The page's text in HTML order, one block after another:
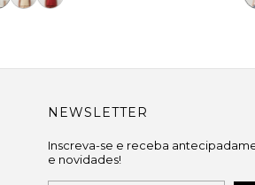
NEWSLETTER
Inscreva-se e receba
e novidades!